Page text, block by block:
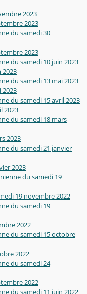
2023
2023
du samedi 30
2023
du samedi 10 juin 2023
2023
du samedi 13 mai 2023
2023
du samedi 15 avril 2023
2023
du samedi 18 mars
2023
du samedi 21 janvier
2023
du samedi 19
19 novembre 2022
du samedi 19
2022
du samedi 15 octobre
2022
du samedi 24
2022
du samedi 11 juin 2022